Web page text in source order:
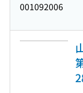
001092006